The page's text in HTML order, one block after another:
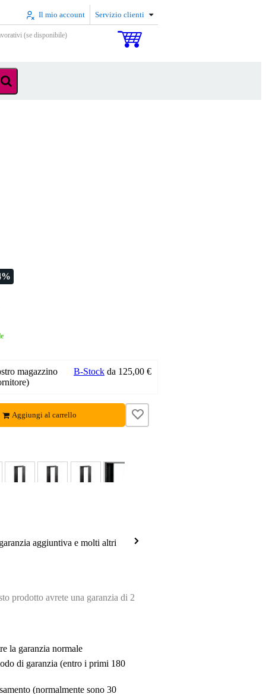
Il mio account Servizio clienti
(se disponibile)
magazzino
B-Stockda 125,00 €
Aggiungi al carrello
aggiuntiva e molti altri
prodotto avrete una garanzia di 2
la garanzia normale
di garanzia (entro i primi 180
(normalmente sono 30